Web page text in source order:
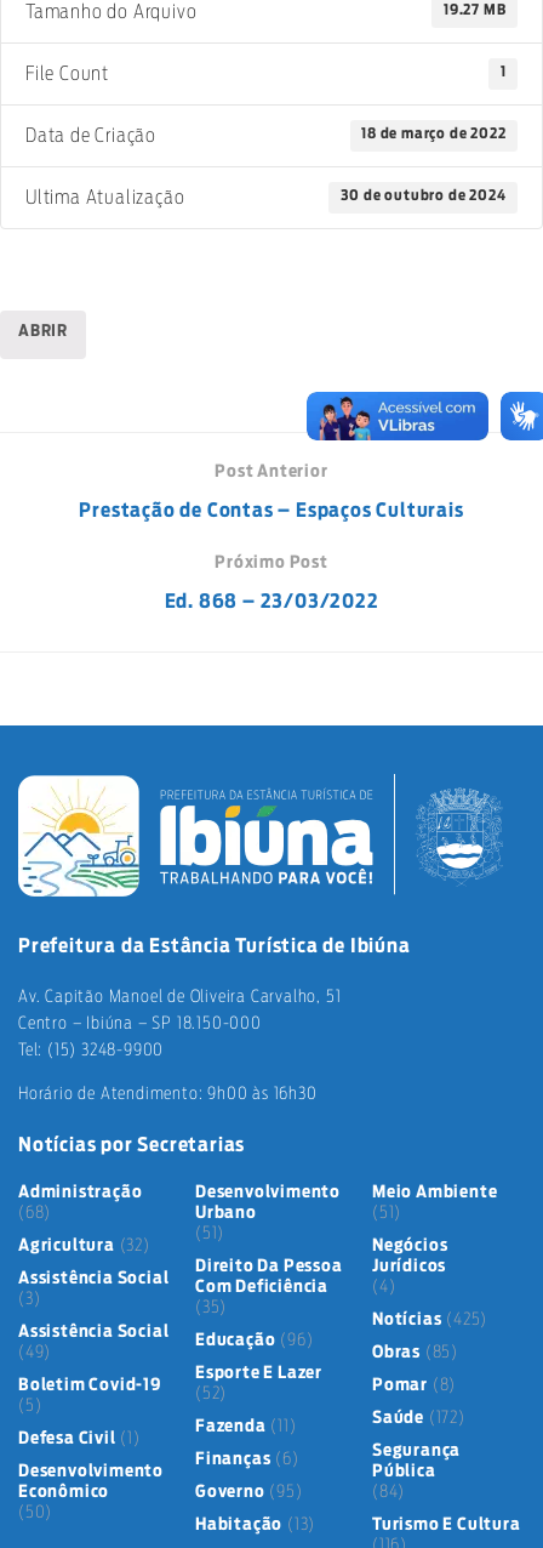
Tamanho do Arquivo 19.27 MB
File Count 1
Data de Criação 18 de março de 2022
Ultima Atualização 30 de outubro de 2024
ABRIR
Post Anterior
Prestação de Contas – Espaços Culturais
Próximo Post
Ed. 868 – 23/03/2022
Prefeitura da Estância Turística de Ibiúna
Av. Capitão Manoel de Oliveira Carvalho, 51
Centro – Ibiúna – SP 18.150-000
Tel: (15) 3248-9900
Horário de Atendimento: 9h00 às 16h30
Notícias por Secretarias
Administração
(68)
Agricultura (32)
Assistência Social
(3)
Assistência Social
(49)
Boletim Covid-19
(5)
Defesa Civil (1)
Desenvolvimento
Econômico
(50)
Desenvolvimento
Urbano
(51)
Direito Da Pessoa
Com Deficiência
(35)
Educação (96)
Esporte E Lazer
(52)
Fazenda (11)
Finanças (6)
Governo (95)
Habitação (13)
Meio Ambiente
(51)
Negócios
Jurídicos
(4)
Notícias (425)
Obras (85)
Pomar (8)
Saúde (172)
Segurança
Pública
(84)
Turismo E Cultura